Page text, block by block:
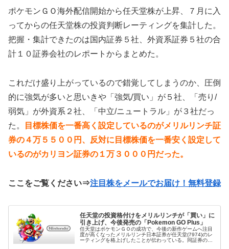
ポケモンＧＯ海外配信開始から任天堂株が上昇、７月に入
ってからの任天堂株の投資判断レーティングを集計した。
把握・集計できたのは国内証券５社、外資系証券５社の合
計１０証券会社のレポートからまとめた。
これだけ盛り上がっているので錯覚してしまうのか、圧倒
的に強気が多いと思いきや「強気/買い」が５社、「売り/
弱気」が外資系２社、「中立/ニュートラル」が３社だっ
た。
目標株価を一番高く設定しているのがメリルリンチ証
券の４万５５００円、反対に目標株価を一番安く設定して
いるのがカリヨン証券の１万３０００円だった。
ここをご覧ください⇒注目株をメールでお届け！無料登録
任天堂の投資格付けをメリルリンチが「買い」に
引き上げ、今後発売の「Pokemon GO Plus」
任天堂はポケモンＧＯの成功で、今後の新作ゲームへ注目
度が高くなったメリルリンチ日本証券が任天堂(7974)のレ
ーティングを格上げしたことが伝わっている。同証券のア